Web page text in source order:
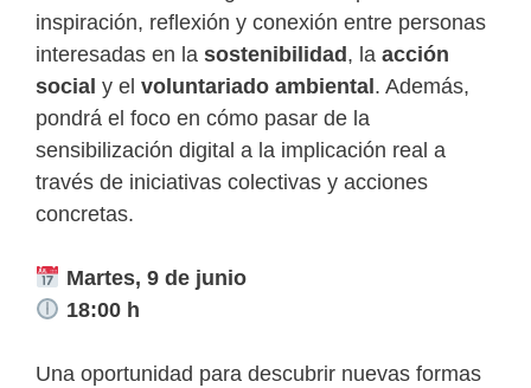
inspiración, reflexión y conexión entre personas
interesadas en la sostenibilidad , la acción
social y el voluntariado ambiental . Además,
pondrá el foco en cómo pasar de la
sensibilización digital a la implicación real a
través de iniciativas colectivas y acciones
concretas.
Martes, 9 de junio
18:00 h
Una oportunidad para descubrir nuevas formas